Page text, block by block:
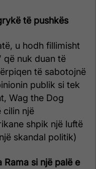
të pushkës
u hodh fillimisht
që nuk duan të
të sabotojnë
publik si tek
Wag the Dog
cilin një
shpik një luftë
skandal politik)
si një palë e